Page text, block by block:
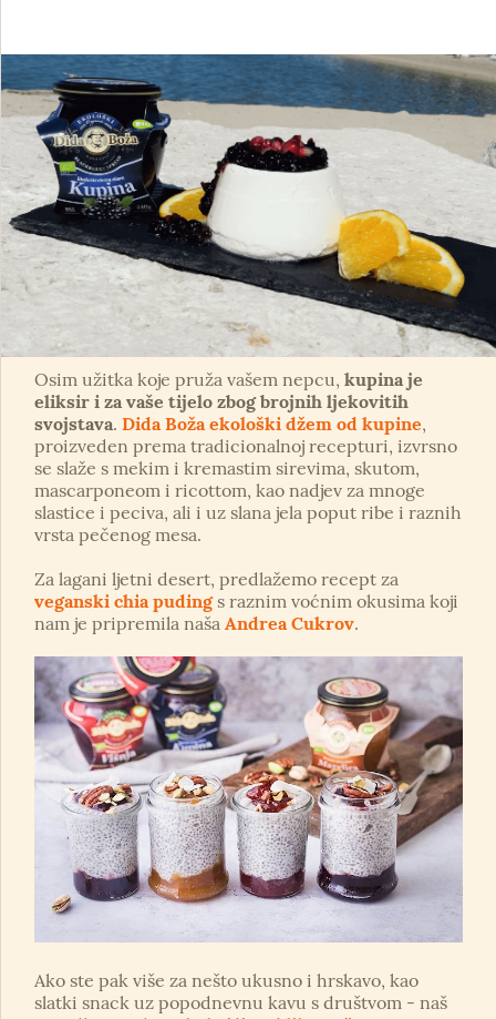
Osim užitka koje pruža vašem nepcu, kupina je
eliksir i za vaše tijelo zbog brojnih ljekovitih
svojstava. Dida Boža ekološki džem od kupine,
proizveden prema tradicionalnoj recepturi, izvrsno
se slaže s mekim i kremastim sirevima, skutom,
mascarponeom i ricottom, kao nadjev za mnoge
slastice i peciva, ali i uz slana jela poput ribe i raznih
vrsta pečenog mesa.
Za lagani ljetni desert, predlažemo recept za
veganski chia pudings raznim voćnim okusima koji
nam je pripremila naša Andrea Cukrov.
Ako ste pak više za nešto ukusno i hrskavo, kao
slatki snack uz popodnevnu kavu s društvom - naš